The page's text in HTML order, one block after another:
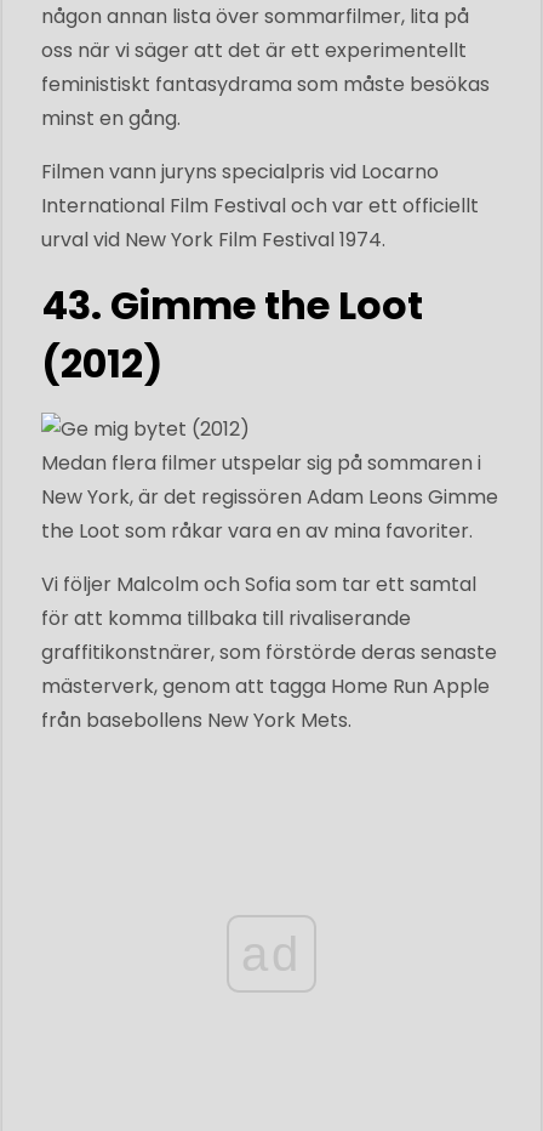
någon annan lista över sommarfilmer, lita på
oss när vi säger att det är ett experimentellt
feministiskt fantasydrama som måste besökas
minst en gång.
Filmen vann juryns specialpris vid Locarno
International Film Festival och var ett officiellt
urval vid New York Film Festival 1974.
43. Gimme the Loot
(2012)
Medan flera filmer utspelar sig på sommaren i
New York, är det regissören Adam Leons Gimme
the Loot som råkar vara en av mina favoriter.
Vi följer Malcolm och Sofia som tar ett samtal
för att komma tillbaka till rivaliserande
graffitikonstnärer, som förstörde deras senaste
mästerverk, genom att tagga Home Run Apple
från basebollens New York Mets.
ad